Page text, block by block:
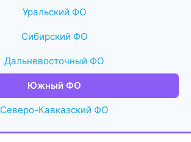
Уральский ФО
Сибирский ФО
Дальневосточный ФО
Южный ФО
Северо-Кавказский ФО